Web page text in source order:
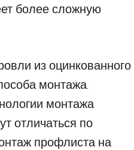
более сложную
из оцинкованного
монтажа.
монтажа
отличаться по
профлиста на